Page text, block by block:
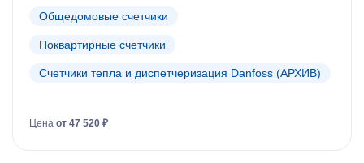
Общедомовые счетчики
Поквартирные счетчики
Счетчики тепла и диспетчеризация Danfoss (АРХИВ)
Цена от 47 520 ₽